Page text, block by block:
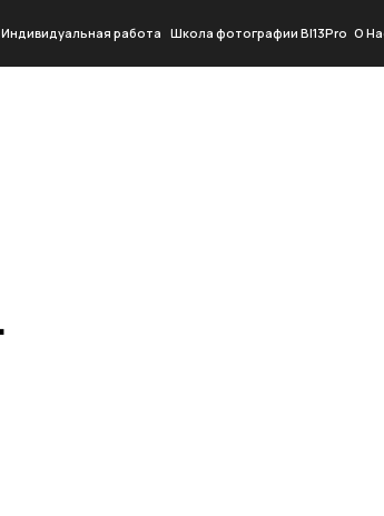
Школа фотографии BI13Pro О
Индивидуальная работа